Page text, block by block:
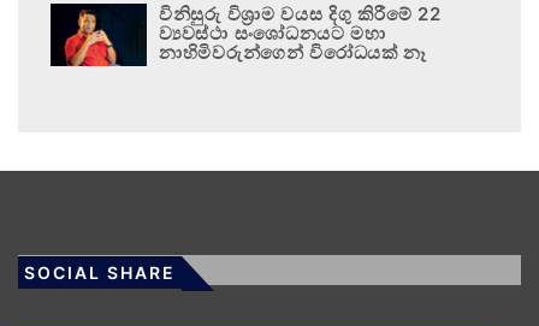
විනිසුරු විශ්‍රාම වයස දිගු කිරීමේ 22
ව්‍යවස්ථා සංශෝධනයට මහා
නාහිමිවරුන්ගෙන් විරෝධයක් නෑ
SOCIAL SHARE